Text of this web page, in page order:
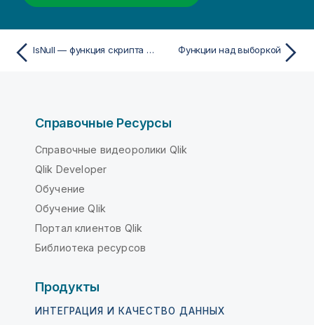
IsNull — функция скриптa и диаграммы Функции над выборкой
Справочные Ресурсы
Справочные видеоролики Qlik
Qlik Developer
Обучение
Обучение Qlik
Портал клиентов Qlik
Библиотека ресурсов
Продукты
ИНТЕГРАЦИЯ И КАЧЕСТВО ДАННЫХ